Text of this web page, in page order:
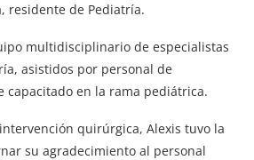
residente de Pediatría.
multidisciplinario de especialistas
asistidos por personal de
capacitado en la rama pediátrica.
quirúrgica, Alexis tuvo la
su agradecimiento al personal